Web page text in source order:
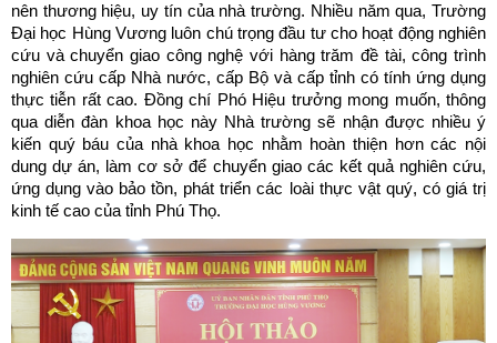
nên thương hiệu, uy tín của nhà trường. Nhiều năm qua, Trường
Đại học Hùng Vương luôn chú trọng đầu tư cho hoạt động nghiên
cứu và chuyển giao công nghệ với hàng trăm đề tài, công trình
nghiên cứu cấp Nhà nước, cấp Bộ và cấp tỉnh có tính ứng dụng
thực tiễn rất cao. Đồng chí Phó Hiệu trưởng mong muốn, thông
qua diễn đàn khoa học này Nhà trường sẽ nhận được nhiều ý
kiến quý báu của nhà khoa học nhằm hoàn thiện hơn các nội
dung dự án, làm cơ sở để chuyển giao các kết quả nghiên cứu,
ứng dụng vào bảo tồn, phát triển các loài thực vật quý, có giá trị
kinh tế cao của tỉnh Phú Thọ.